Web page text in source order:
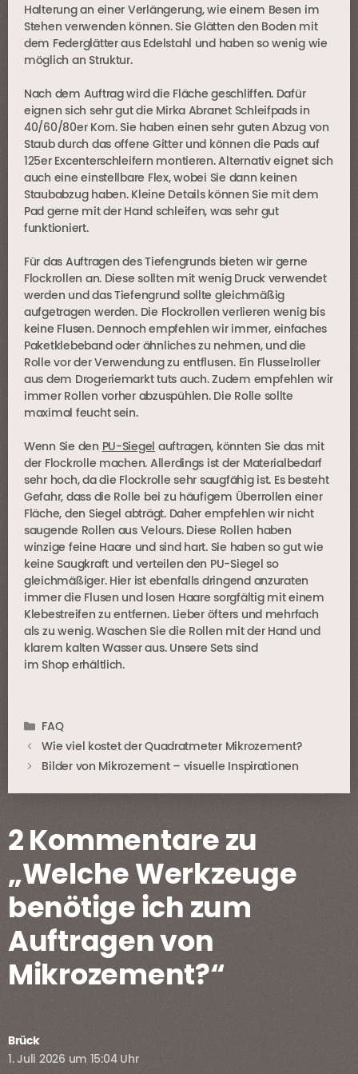
Halterung an einer Verlängerung, wie einem Besen im
Stehen verwenden können. Sie Glätten den Boden mit
dem Federglätter aus Edelstahl und haben so wenig wie
möglich an Struktur.
Nach dem Auftrag wird die Fläche geschliffen. Dafür
eignen sich sehr gut die Mirka Abranet Schleifpads in
40/60/80er Korn. Sie haben einen sehr guten Abzug von
Staub durch das offene Gitter und können die Pads auf
125er Excenterschleifern montieren. Alternativ eignet sich
auch eine einstellbare Flex, wobei Sie dann keinen
Staubabzug haben. Kleine Details können Sie mit dem
Pad gerne mit der Hand schleifen, was sehr gut
funktioniert.
Für das Auftragen des Tiefengrunds bieten wir gerne
Flockrollen an. Diese sollten mit wenig Druck verwendet
werden und das Tiefengrund sollte gleichmäßig
aufgetragen werden. Die Flockrollen verlieren wenig bis
keine Flusen. Dennoch empfehlen wir immer, einfaches
Paketklebeband oder ähnliches zu nehmen, und die
Rolle vor der Verwendung zu entflusen. Ein Flusselroller
aus dem Drogeriemarkt tuts auch. Zudem empfehlen wir
immer Rollen vorher abzuspühlen. Die Rolle sollte
maximal feucht sein.
Wenn Sie den PU-Siegel auftragen, könnten Sie das mit
der Flockrolle machen. Allerdings ist der Materialbedarf
sehr hoch, da die Flockrolle sehr saugfähig ist. Es besteht
Gefahr, dass die Rolle bei zu häufigem Überrollen einer
Fläche, den Siegel abträgt. Daher empfehlen wir nicht
saugende Rollen aus Velours. Diese Rollen haben
winzige feine Haare und sind hart. Sie haben so gut wie
keine Saugkraft und verteilen den PU-Siegel so
gleichmäßiger. Hier ist ebenfalls dringend anzuraten
immer die Flusen und losen Haare sorgfältig mit einem
Klebestreifen zu entfernen. Lieber öfters und mehrfach
als zu wenig. Waschen Sie die Rollen mit der Hand und
klarem kalten Wasser aus. Unsere Sets sind
im Shop erhältlich.
Kategorien
FAQ
Wie viel kostet der Quadratmeter Mikrozement?
Bilder von Mikrozement – visuelle Inspirationen
2 Kommentare zu
„Welche Werkzeuge
benötige ich zum
Auftragen von
Mikrozement?“
Brück
1. Juli 2026 um 15:04 Uhr